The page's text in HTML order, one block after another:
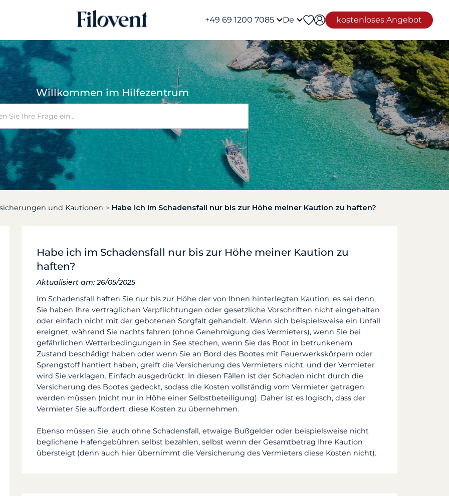
+49 69 1200 7085 De kostenloses Angebot
Willkommen im Hilfezentrum
und Kautionen Habe ich im Schadensfall nur bis zur Höhe meiner Kaution zu haften?
Habe ich im Schadensfall nur bis zur Höhe meiner Kaution zu
haften?
Aktualisiert am: 26/05/2025
Im Schadensfall haften Sie nur bis zur Höhe der von Ihnen hinterlegten Kaution, es sei denn,
Sie haben Ihre vertraglichen Verpflichtungen oder gesetzliche Vorschriften nicht eingehalten
oder einfach nicht mit der gebotenen Sorgfalt gehandelt. Wenn sich beispielsweise ein Unfall
ereignet, während Sie nachts fahren (ohne Genehmigung des Vermieters), wenn Sie bei
gefährlichen Wetterbedingungen in See stechen, wenn Sie das Boot in betrunkenem
Zustand beschädigt haben oder wenn Sie an Bord des Bootes mit Feuerwerkskörpern oder
Sprengstoff hantiert haben, greift die Versicherung des Vermieters nicht, und der Vermieter
wird Sie verklagen. Einfach ausgedrückt: In diesen Fällen ist der Schaden nicht durch die
Versicherung des Bootes gedeckt, sodass die Kosten vollständig vom Vermieter getragen
werden müssen (nicht nur in Höhe einer Selbstbeteiligung). Daher ist es logisch, dass der
Vermieter Sie auffordert, diese Kosten zu übernehmen.
Ebenso müssen Sie, auch ohne Schadensfall, etwaige Bußgelder oder beispielsweise nicht
beglichene Hafengebühren selbst bezahlen, selbst wenn der Gesamtbetrag Ihre Kaution
übersteigt (denn auch hier übernimmt die Versicherung des Vermieters diese Kosten nicht).